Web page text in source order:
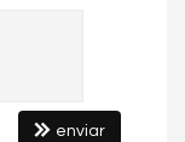
enviar